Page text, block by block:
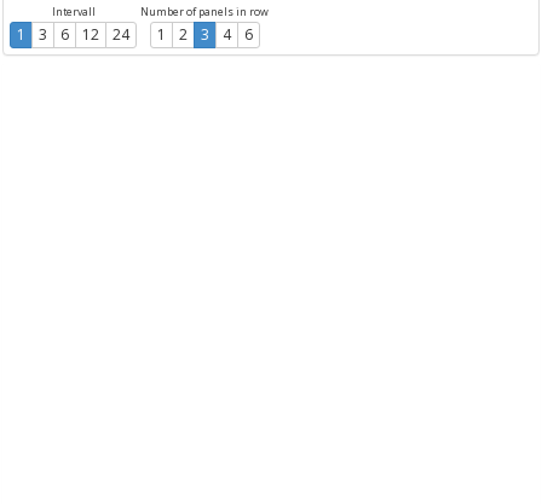
Intervall
1 3 6 12 24
Number of panels in row
1 2 3 4 6